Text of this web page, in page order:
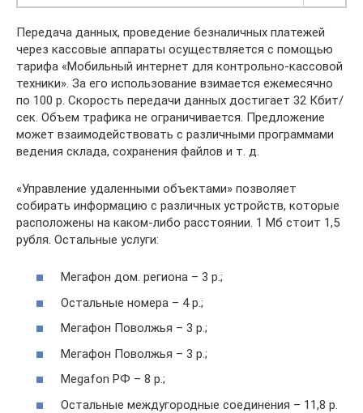
Передача данных, проведение безналичных платежей
через кассовые аппараты осуществляется с помощью
тарифа «Мобильный интернет для контрольно-кассовой
техники». За его использование взимается ежемесячно
по 100 р. Скорость передачи данных достигает 32 Кбит/
сек. Объем трафика не ограничивается. Предложение
может взаимодействовать с различными программами
ведения склада, сохранения файлов и т. д.
«Управление удаленными объектами» позволяет
собирать информацию с различных устройств, которые
расположены на каком-либо расстоянии. 1 Мб стоит 1,5
рубля. Остальные услуги:
Мегафон дом. региона – 3 р.;
Остальные номера – 4 р.;
Мегафон Поволжья – 3 р.;
Мегафон Поволжья – 3 р.;
Megafon РФ – 8 р.;
Остальные междугородные соединения – 11,8 р.